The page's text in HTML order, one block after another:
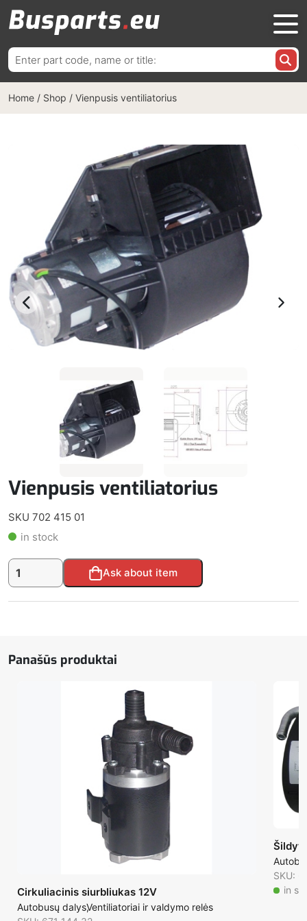
Ieškoti:
Home / Shop / Vienpusis ventiliatorius
Vienpusis ventiliatorius
SKU 702 415 01
in stock
produkto
kiekis:
Ask about item
Alternative:
Panašūs produktai
Cirkuliacinis siurbliukas 12V
Autobusų dalysVentiliatoriai ir valdymo relės
SKU:
in